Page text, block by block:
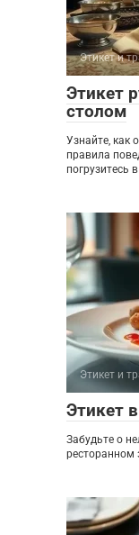
Этикет и
Этикет
столом
Узнайте, как
правила
погрузитесь в
Этикет и
Этикет
Забудьте о
ресторанном